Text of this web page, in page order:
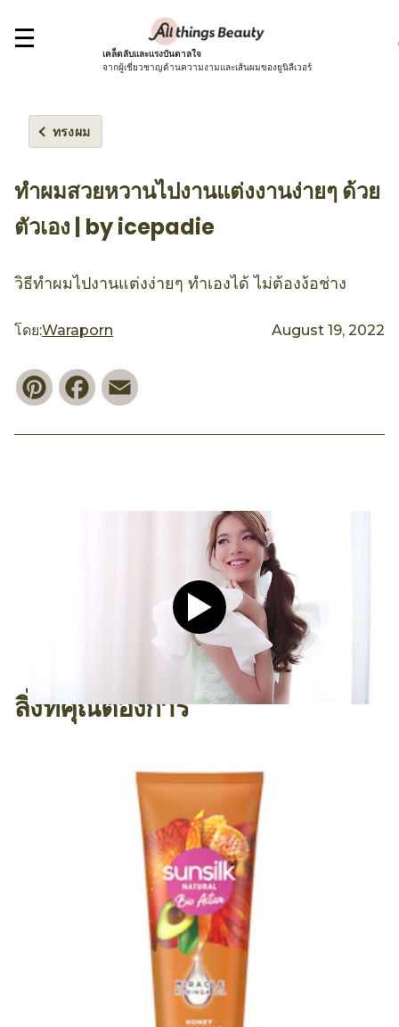
เคล็ดลับและแรงบันดาลใจ
จากผู้เชี่ยวชาญด้านความงามและเส้นผมของยูนิลีเวอร์
ทรงผม
ทำผมสวยหวานไปงานแต่งงานง่ายๆ ด้วย
ตัวเอง | by icepadie
วิธีทำผมไปงานแต่งง่ายๆ ทำเองได้ ไม่ต้องง้อช่าง
โดย:Waraporn August 19, 2022
PinterestFacebook
Play video CLEAR Men
สิ่งที่คุณต้องการ